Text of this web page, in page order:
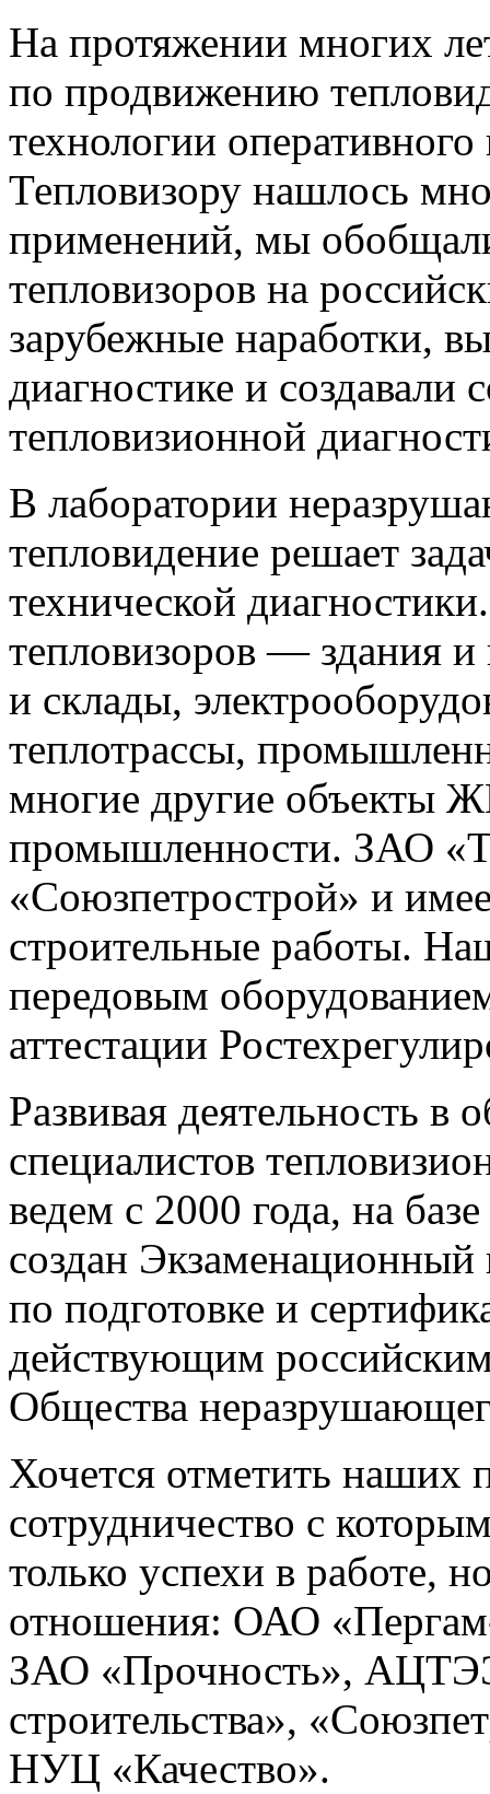
На протяжении многих
по продвижению
технологии
Тепловизору нашлось
применений, мы
тепловизоров на
зарубежные наработки,
диагностике и создавали
тепловизионной
В лаборатории
тепловидение решает
технической
тепловизоров — здания
и склады,
теплотрассы,
многие другие объекты
промышленности. ЗАО
«Союзпетрострой» и
строительные работы.
передовым
аттестации
Развивая деятельность в
специалистов
ведем с 2000 года, на
создан
по подготовке и
действующим
Общества
Хочется отметить наших
сотрудничество с
только успехи в работе,
отношения: ОАО
ЗАО «Прочность»,
строительства»,
НУЦ «Качество».